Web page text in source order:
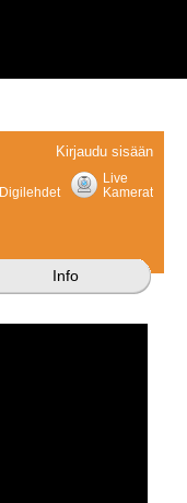
Kirjaudu sisään
Live
Kamerat
Digilehdet
Info